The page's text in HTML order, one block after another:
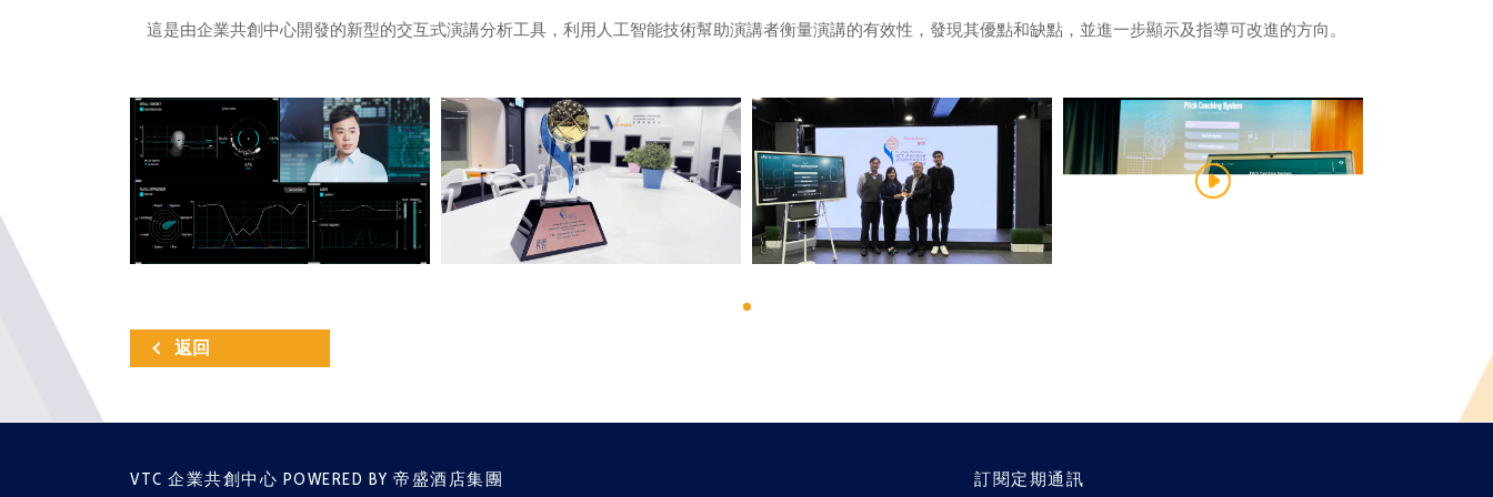
這是由企業共創中心開發的新型的交互式演講分析工具，利用人工智能技術幫助演講者衡量演講的有效性，發現其優點和缺點，並進一步顯示及指導可改進的方向。
返回
訂閱定期通訊
VTC 企業共創中心 POWERED BY 帝盛酒店集團